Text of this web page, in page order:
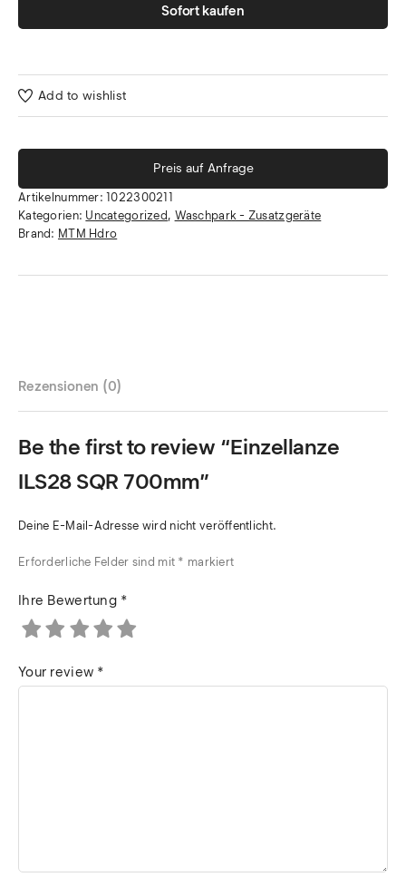
Sofort kaufen
Add to wishlist
Preis auf Anfrage
Artikelnummer:1022300211
Kategorien: Uncategorized , Waschpark - Zusatzgeräte
Brand: MTM Hdro
Rezensionen (0)
Be the first to review “Einzellanze
ILS28 SQR 700mm”
Deine E-Mail-Adresse wird nicht veröffentlicht.
Erforderliche Felder sind mit * markiert
Ihre Bewertung *
Your review *